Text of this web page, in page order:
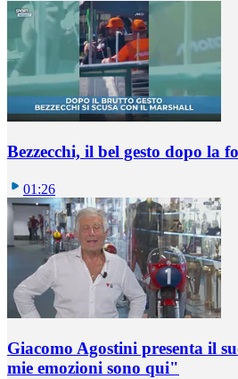
Bezzecchi, il bel gesto dopo la
01:26
Giacomo Agostini presenta il
mie emozioni sono qui"